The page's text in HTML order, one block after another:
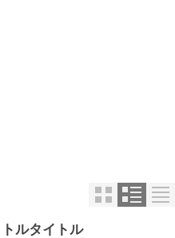
ルタイトル